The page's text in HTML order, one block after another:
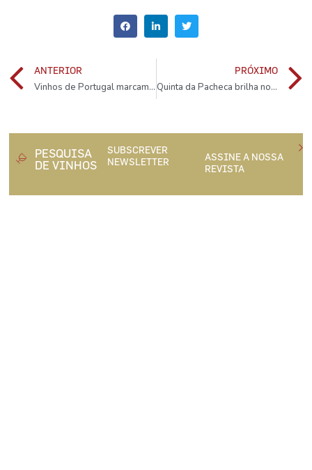
ANTERIOR
Vinhos de Portugal marcam presença em Munique
PRÓXIMO
Quinta da Pacheca brilha nos prémios Best of Wine Tourism
PESQUISA
DE VINHOS
SUBSCREVER
NEWSLETTER
ASSINE A NOSSA
REVISTA